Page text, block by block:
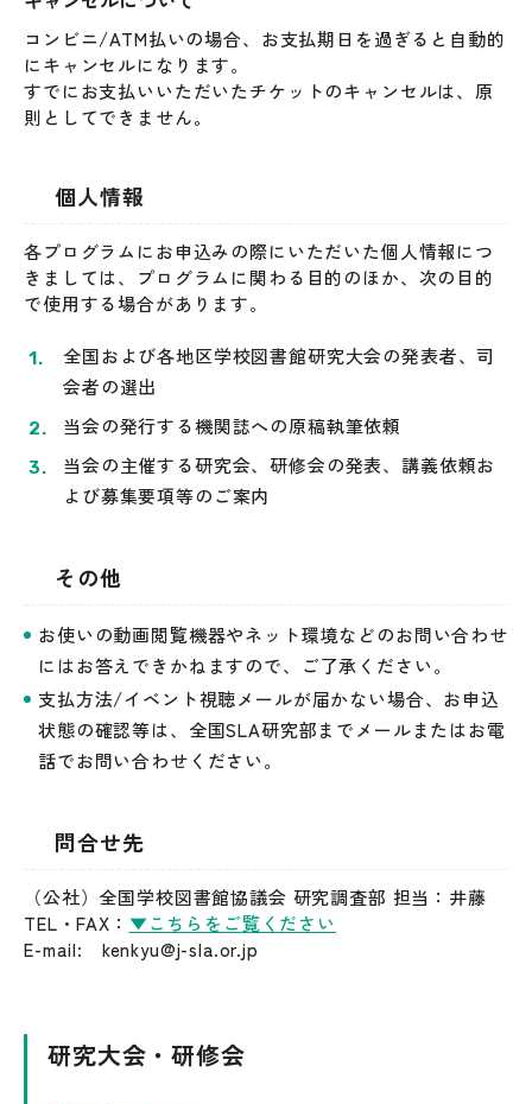
コンビニ/ATM払いの場合、お支払期日を過ぎると自動的
にキャンセルになります。
すでにお支払いいただいたチケットのキャンセルは、原
則としてできません。
個人情報
各プログラムにお申込みの際にいただいた個人情報につ
きましては、プログラムに関わる目的のほか、次の目的
で使用する場合があります。
全国および各地区学校図書館研究大会の発表者、司
会者の選出
当会の発行する機関誌への原稿執筆依頼
当会の主催する研究会、研修会の発表、講義依頼お
よび募集要項等のご案内
その他
お使いの動画閲覧機器やネット環境などのお問い合わせ
にはお答えできかねますので、ご了承ください。
支払方法/イベント視聴メールが届かない場合、お申込
状態の確認等は、全国SLA研究部までメールまたはお電
話でお問い合わせください。
問合せ先
（公社）全国学校図書館協議会 研究調査部 担当：井藤
TEL・FAX： ▼こちらをご覧ください
E-mail: kenkyu@j-sla.or.jp
研究大会・研修会